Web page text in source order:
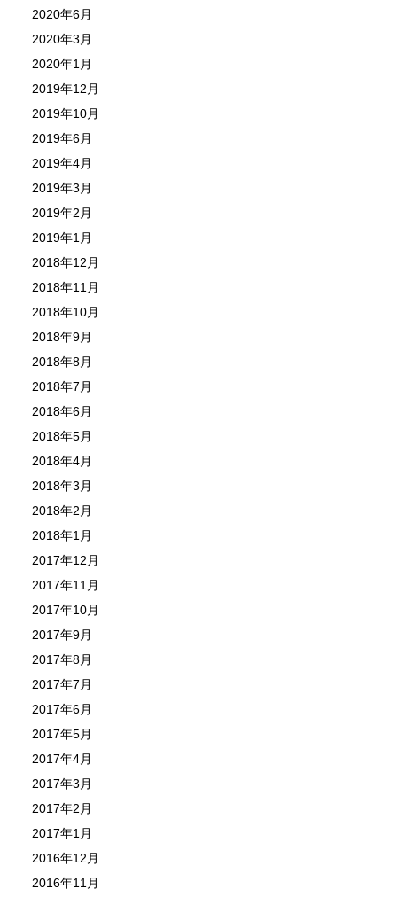
2020年6月
2020年3月
2020年1月
2019年12月
2019年10月
2019年6月
2019年4月
2019年3月
2019年2月
2019年1月
2018年12月
2018年11月
2018年10月
2018年9月
2018年8月
2018年7月
2018年6月
2018年5月
2018年4月
2018年3月
2018年2月
2018年1月
2017年12月
2017年11月
2017年10月
2017年9月
2017年8月
2017年7月
2017年6月
2017年5月
2017年4月
2017年3月
2017年2月
2017年1月
2016年12月
2016年11月